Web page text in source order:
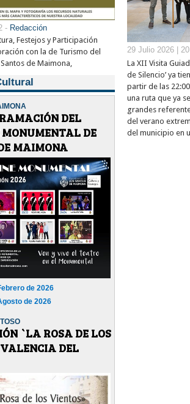
- Redacción
Festejos y Participación
con la de Turismo del
de Maimona,
DEL
DE
MAIMONA
de 2026
de 2026
`LA ROSA DE LOS
DEL
29 Julio 2026 |
La XII Visita
de Silencio’ ya
partir de las
una ruta que ya
grandes
del verano
del municipio en